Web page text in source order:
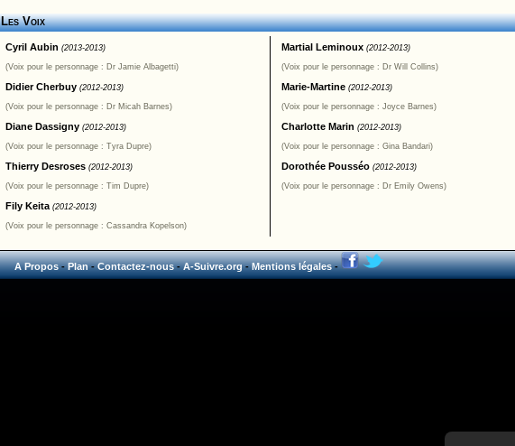
Les Voix
Cyril Aubin (2013-2013)
(Voix pour le personnage : Dr Jamie Albagetti)
Didier Cherbuy (2012-2013)
(Voix pour le personnage : Dr Micah Barnes)
Diane Dassigny (2012-2013)
(Voix pour le personnage : Tyra Dupre)
Thierry Desroses (2012-2013)
(Voix pour le personnage : Tim Dupre)
Fily Keita (2012-2013)
(Voix pour le personnage : Cassandra Kopelson)
Martial Leminoux (2012-2013)
(Voix pour le personnage : Dr Will Collins)
Marie-Martine (2012-2013)
(Voix pour le personnage : Joyce Barnes)
Charlotte Marin (2012-2013)
(Voix pour le personnage : Gina Bandari)
Dorothée Pousséo (2012-2013)
(Voix pour le personnage : Dr Emily Owens)
A Propos-Plan-Contactez-nous-A-Suivre.org-Mentions légales-